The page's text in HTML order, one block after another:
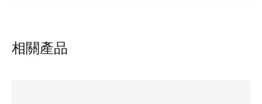
相關產品